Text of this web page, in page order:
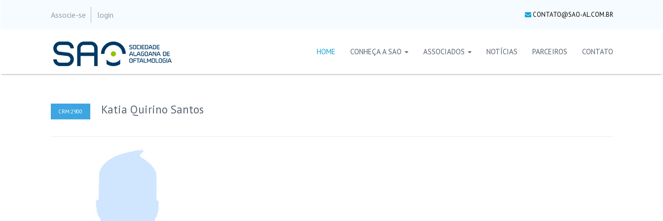
Associe-se login CONTATO@SAO-AL.COM.BR
HOME CONHEÇA A SAO ASSOCIADOS NOTÍCIAS PARCEIROS CONTATO
CRM:2900 Katia Quirino Santos